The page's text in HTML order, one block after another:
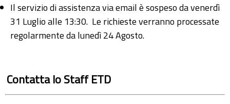
Il servizio di assistenza via email è sospeso da venerdì
31 Luglio alle 13:30. Le richieste verranno processate
regolarmente da lunedì 24 Agosto.
Contatta lo Staff ETD